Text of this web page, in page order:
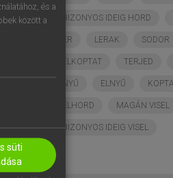
BIZONYOS IDEIG HORD
ÉR LERAK SODOR
ELKOPTAT TERJED
NYŰ ELNYŰ
ELHORD MAGÁN VISEL
BIZONYOS IDEIG VISEL
és a
között a
süti